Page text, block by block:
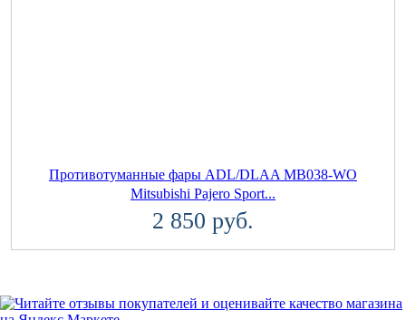
Противотуманные фары ADL/DLAA MB038-WO
Mitsubishi Pajero Sport...
2 850 руб.